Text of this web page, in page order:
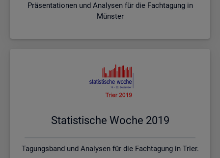
Präsentationen und Analysen für die Fachtagung in
Münster
Sta­tis­ti­sche Woche 2019
Tagungsband und Analysen für die Fachtagung in Trier.